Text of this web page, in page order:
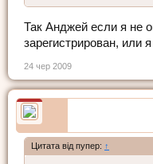
Так Анджей если я не
зарегистрирован, или
24 чер 2009
Цитата від пупер: ↑